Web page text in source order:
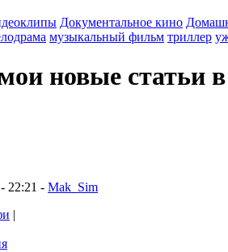
Документальное кино
музыкальный фильм триллер
новые статьи
22:21 - Mak_Sim
|